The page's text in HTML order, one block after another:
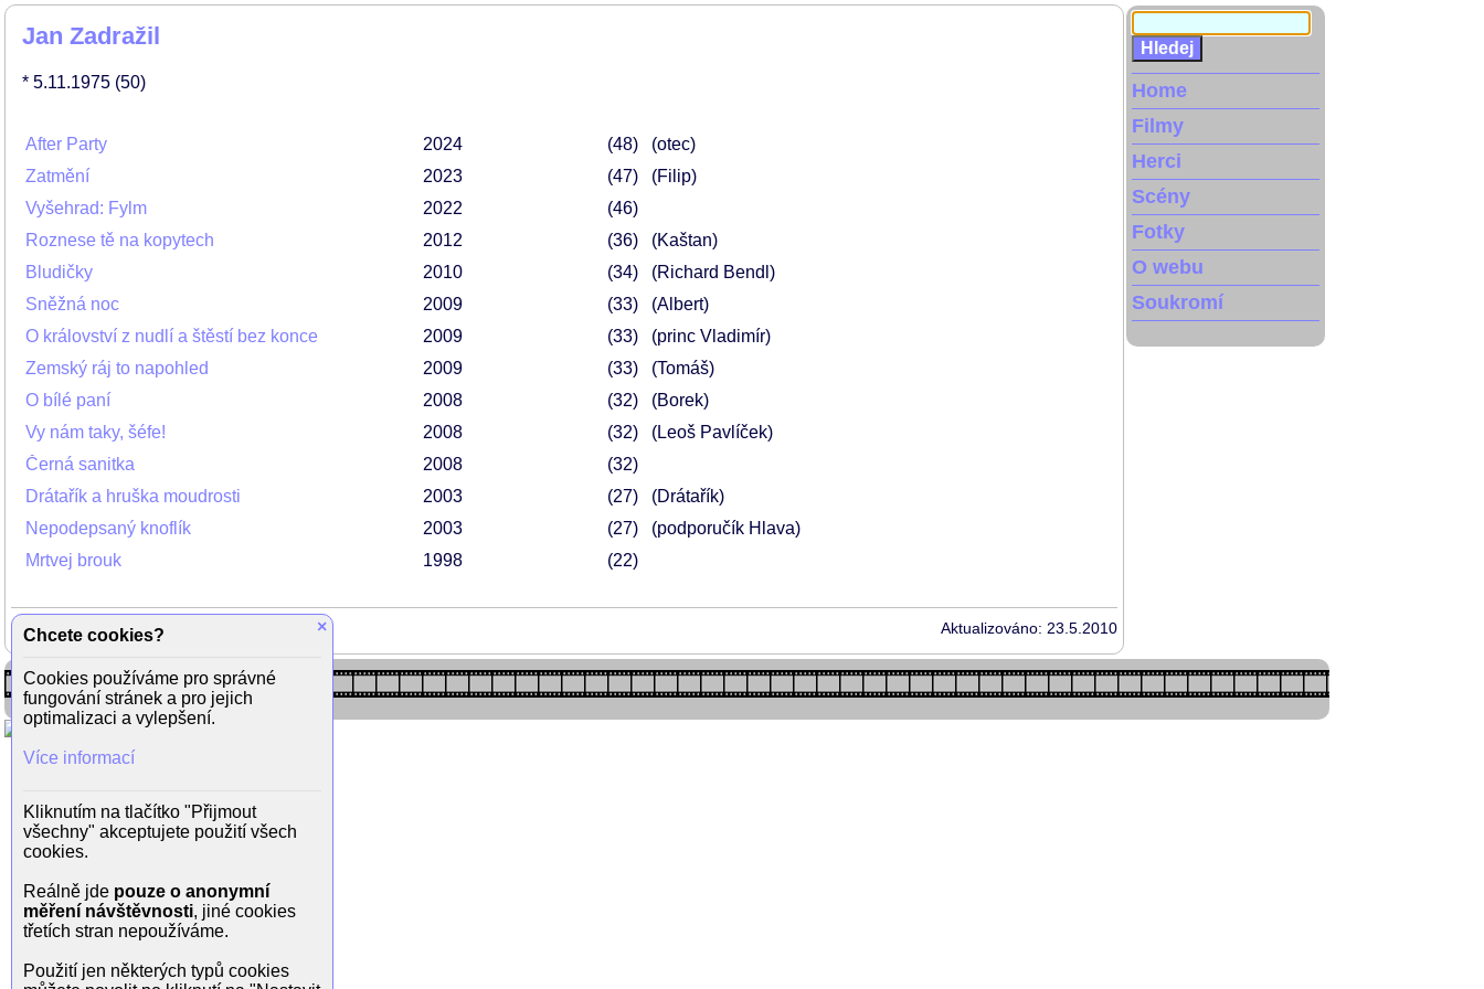
Jan Zadražil
* 5.11.1975 (50)
After Party 2024 48
(otec)
Zatmění
2023 47
(Filip)
Vyšehrad: Fylm
2022
46
Roznese tě na kopytech
2012 36
(Kaštan)
Bludičky
2010 34
(Richard Bendl)
Sněžná noc
2009 33
(Albert)
O království z nudlí a štěstí bez konce
2009 33
(princ Vladimír)
Zemský ráj to napohled
2009 33
(Tomáš)
O bílé paní
2008 32
(Borek)
Vy nám taky, šéfe!
2008 32
(Leoš Pavlíček)
Černá sanitka
2008
32
Drátařík a hruška moudrosti
2003 27
(Drátařík)
Nepodepsaný knoflík
2003 27
(podporučík Hlava)
Mrtvej brouk
1998 22
Aktualizováno: 23.5.2010
Home
Filmy
Herci
Scény
Fotky
O webu
Soukromí
×
Chcete cookies?
Cookies používáme pro správné
fungování stránek a pro jejich
optimalizaci a vylepšení.
Více informací
Kliknutím na tlačítko "Přijmout
všechny" akceptujete použití všech
cookies.
Reálně jde pouze o anonymní
měření návštěvnosti, jiné cookies
třetích stran nepoužíváme.
Použití jen některých typů cookies